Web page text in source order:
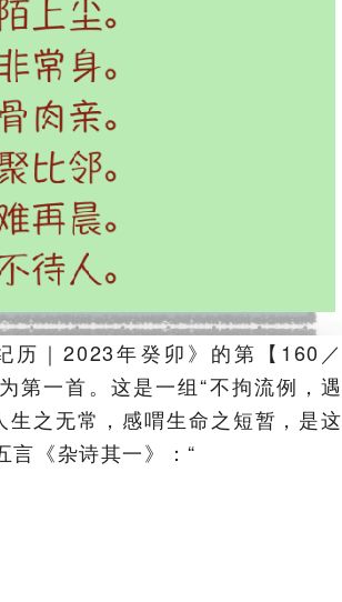
历｜2023年癸卯》的第【160／
第一首。这是一组“不拘流例，遇
之无常，感喟生命之短暂，是这
言《杂诗其一》：“